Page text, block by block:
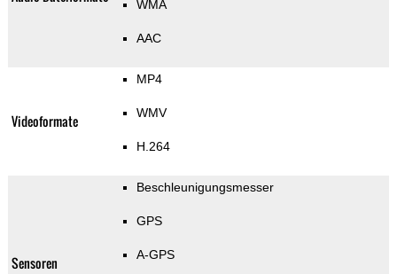
WMA
AAC
Videoformate
MP4
WMV
H.264
Sensoren
Beschleunigungsmesser
GPS
A-GPS